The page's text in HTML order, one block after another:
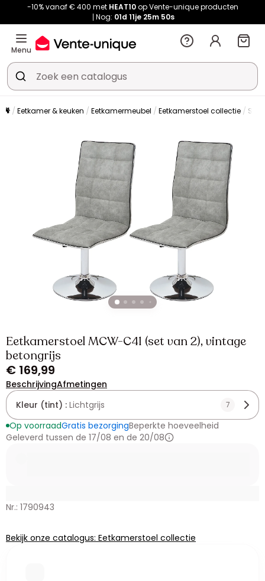
-10% vanaf € 400 met HEAT10op Vente-unique producten
Nog: 01d 11je 25m 50s
Menu
Eetkamer & keuken Eetkamermeubel Eetkamerstoel collectie Stoel
Eetkamerstoel MCW-C41 (set van 2), vintage
betongrijs
€ 169,99
BeschrijvingAfmetingen
Kleur (tint) : Lichtgrijs 7
Op voorraadGratis bezorgingBeperkte hoeveelheid
Geleverd tussen de 17/08 en de 20/08
Nr.: 1790943
Bekijk onze catalogus: Eetkamerstoel collectie